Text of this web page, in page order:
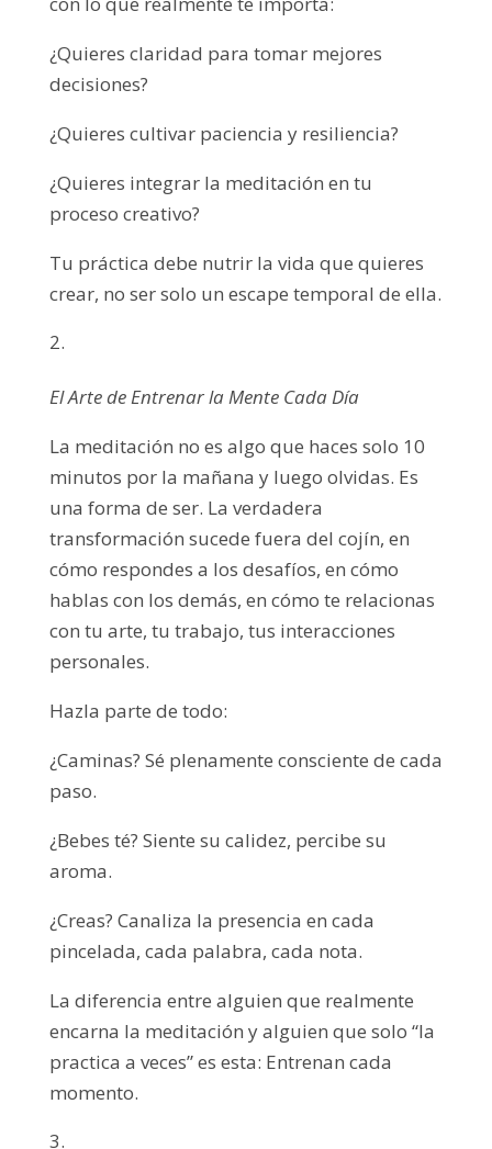
¿Quieres claridad para tomar mejores
decisiones?
¿Quieres cultivar paciencia y resiliencia?
¿Quieres integrar la meditación en tu
proceso creativo?
Tu práctica debe nutrir la vida que quieres
crear, no ser solo un escape temporal de ella.
El Arte de Entrenar la Mente Cada Día
La meditación no es algo que haces solo 10
minutos por la mañana y luego olvidas. Es
una forma de ser. La verdadera
transformación sucede fuera del cojín, en
cómo respondes a los desafíos, en cómo
hablas con los demás, en cómo te relacionas
con tu arte, tu trabajo, tus interacciones
personales.
Hazla parte de todo:
¿Caminas? Sé plenamente consciente de cada
paso.
¿Bebes té? Siente su calidez, percibe su
aroma.
¿Creas? Canaliza la presencia en cada
pincelada, cada palabra, cada nota.
La diferencia entre alguien que realmente
encarna la meditación y alguien que solo “la
practica a veces” es esta: Entrenan cada
momento.